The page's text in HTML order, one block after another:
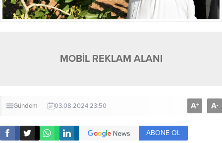
MOBİL REKLAM ALANI
Gündem 03.08.2024 23:50 A+ A-
ABONE OL